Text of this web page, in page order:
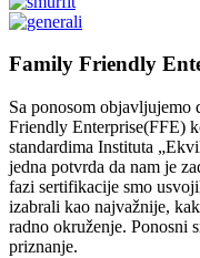
Family Friendly
Sa ponosom
Friendly Enterprise(FFE)
standardima Instituta
jedna potvrda da nam je
fazi sertifikacije smo
izabrali kao najvažnije,
radno okruženje. Ponosni
priznanje.